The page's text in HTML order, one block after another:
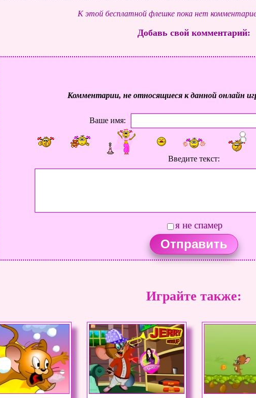
К этой бесплатной флешке пока нет
Добавь свой комментарий:
Комментарии, не относящиеся к данной онлайн
Ваше имя:
Введите текст:
я не спамер
Играйте также: